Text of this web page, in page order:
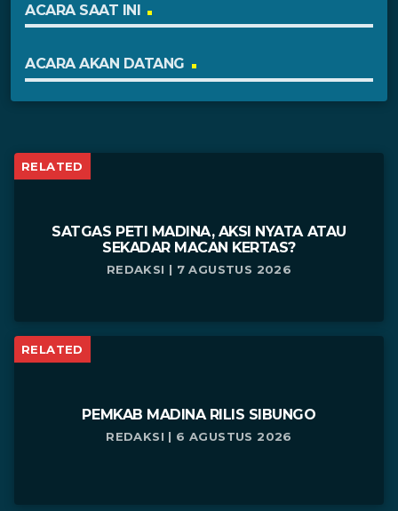
ACARA SAAT INI
ACARA AKAN DATANG
RELATED
SATGAS PETI MADINA, AKSI NYATA ATAU
SEKADAR MACAN KERTAS?
REDAKSI | 7 AGUSTUS 2026
RELATED
PEMKAB MADINA RILIS SIBUNGO
REDAKSI | 6 AGUSTUS 2026